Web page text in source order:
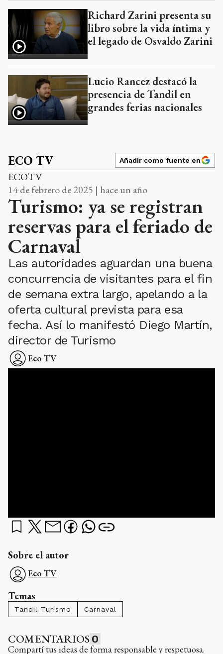
Richard Zarini presenta su
libro sobre la vida íntima y
el legado de Osvaldo Zarini
Lucio Rancez destacó la
presencia de Tandil en
grandes ferias nacionales
ECO TV Añadir como fuente en
ECOTV
14 de febrero de 2025 | hace un año
Turismo: ya se registran
reservas para el feriado de
Carnaval
Las autoridades aguardan una buena
concurrencia de visitantes para el fin
de semana extra largo, apelando a la
oferta cultural prevista para esa
fecha. Así lo manifestó Diego Martín,
director de Turismo
Eco TV
Sobre el autor
Eco TV
Temas
Tandil Turismo Carnaval
COMENTARIOS 0
Compartí tus ideas de forma responsable y respetuosa.